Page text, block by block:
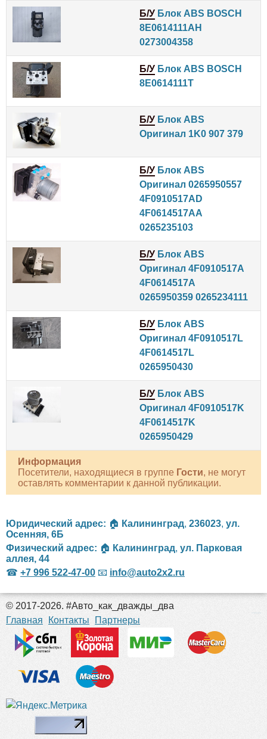
Б/У Блок ABS BOSCH
8E0614111AH
0273004358
Б/У Блок ABS BOSCH
8E0614111T
Б/У Блок ABS
Оригинал 1K0 907 379
Б/У Блок ABS
Оригинал 0265950557
4F0910517AD
4F0614517AA
0265235103
Б/У Блок ABS
Оригинал 4F0910517A
4F0614517A
0265950359 0265234111
Б/У Блок ABS
Оригинал 4F0910517L
4F0614517L
0265950430
Б/У Блок ABS
Оригинал 4F0910517K
4F0614517K
0265950429
Информация
Посетители, находящиеся в группе Гости, не могут
оставлять комментарии к данной публикации.
Юридический адрес: 🏠 Калининград, 236023, ул.
Осенняя, 6Б
Физический адрес: 🏠 Калининград, ул. Парковая
аллея, 44
☎ +7 996 522-47-00 📧 info@auto2x2.ru
© 2017-2026. #Авто_как_дважды_два
Главная
Контакты Партнеры